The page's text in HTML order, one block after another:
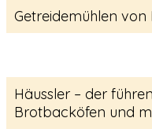
Getreidemühlen von
Häussler – der
Brotbacköfen und